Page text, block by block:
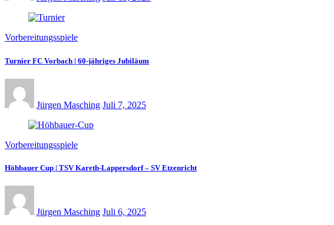
Vorbereitungsspiele
Turnier FC Vorbach | 60-jähriges Jubiläum
Jürgen Masching Juli 7, 2025
Vorbereitungsspiele
Höhbauer Cup | TSV Kareth-Lappersdorf – SV Etzenricht
Jürgen Masching Juli 6, 2025